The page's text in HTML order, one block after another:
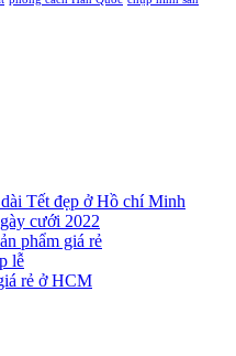
Tết đẹp ở Hồ chí Minh
cưới 2022
phẩm giá rẻ
lễ
rẻ ở HCM